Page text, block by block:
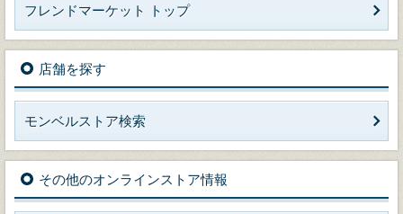
フレンドマーケット トップ
店舗を探す
モンベルストア検索
その他のオンラインストア情報